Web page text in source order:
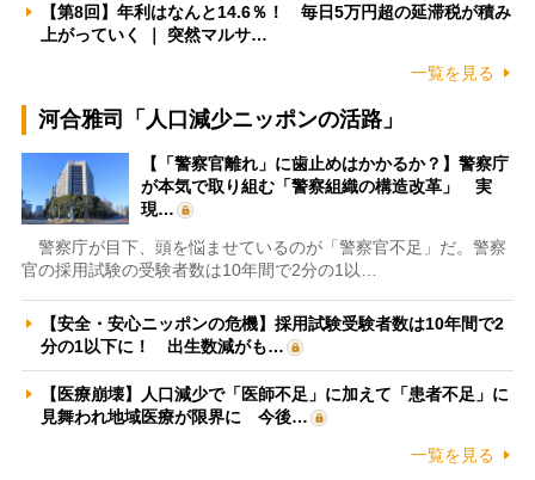
【第8回】年利はなんと14.6％！ 毎日5万円超の延滞税が積み
上がっていく ｜ 突然マルサ…
一覧を見る
河合雅司「人口減少ニッポンの活路」
【「警察官離れ」に歯止めはかかるか？】警察庁
が本気で取り組む「警察組織の構造改革」 実
現…
警察庁が目下、頭を悩ませているのが「警察官不足」だ。警察
官の採用試験の受験者数は10年間で2分の1以…
【安全・安心ニッポンの危機】採用試験受験者数は10年間で2
分の1以下に！ 出生数減がも…
【医療崩壊】人口減少で「医師不足」に加えて「患者不足」に
見舞われ地域医療が限界に 今後…
一覧を見る